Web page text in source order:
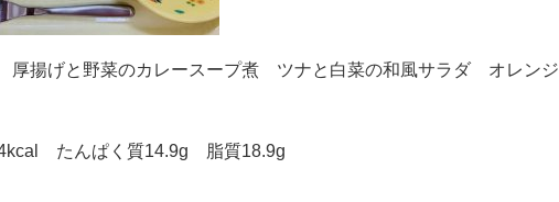
揚げと野菜のカレースープ煮 ツナと白菜の和風サラダ オレンジ
たんぱく質14.9g 脂質18.9g